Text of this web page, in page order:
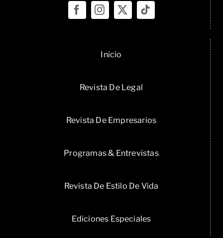
Inicio
Revista De Legal
Revista De Empresarios
Programas & Entrevistas
Revista De Estilo De Vida
Ediciones Especiales